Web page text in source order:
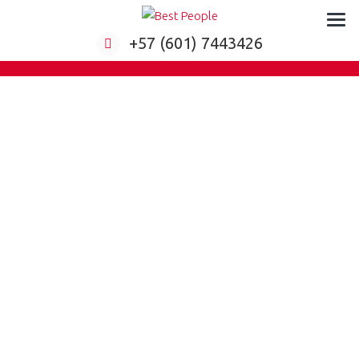
Formación virtual para empresas
+57 (601) 7443426